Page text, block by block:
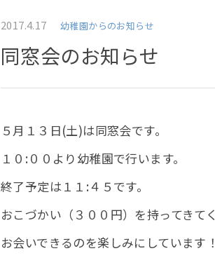
2017.4.17 幼稚園からのお知らせ
同窓会のお知らせ
５月１３日(土)は同窓会です。
１０:００より幼稚園で行います。
終了予定は１１:４５です。
おこづかい（３００円）を持ってきて
お会いできるのを楽しみにしています